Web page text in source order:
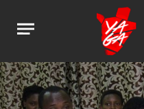
Open
menu
Yaga
Burundi